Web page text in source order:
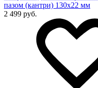
пазом (кантри) 130х22 мм
2 499 руб.